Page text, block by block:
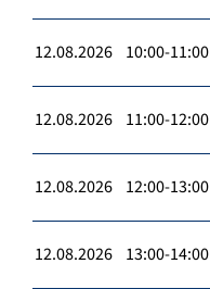
12.08.2026 10:00-11:00
12.08.2026 11:00-12:00
12.08.2026 12:00-13:00
12.08.2026 13:00-14:00